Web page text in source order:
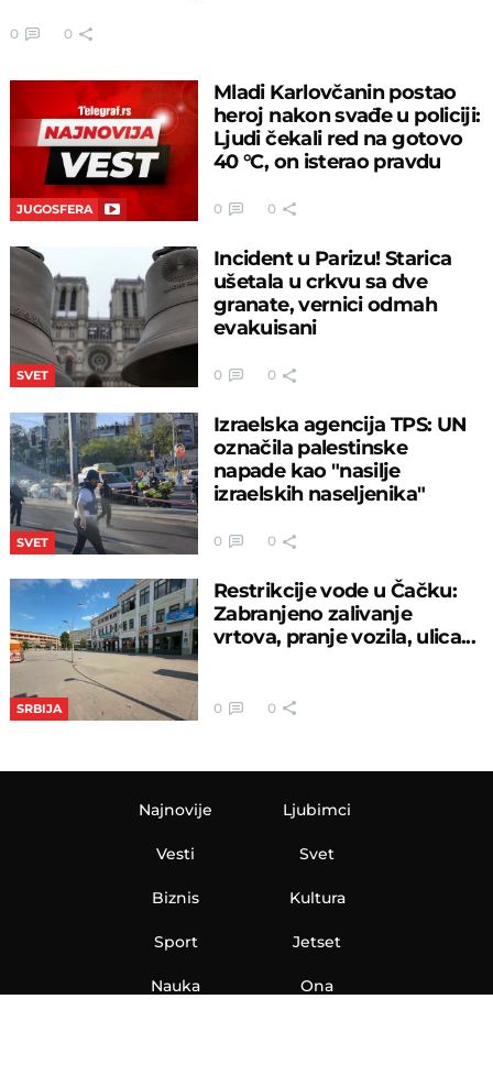
0 0
JUGOSFERA
Mladi Karlovčanin postao
heroj nakon svađe u policiji:
Ljudi čekali red na gotovo
40 °C, on isterao pravdu
0 0
SVET
Incident u Parizu! Starica
ušetala u crkvu sa dve
granate, vernici odmah
evakuisani
0 0
SVET
Izraelska agencija TPS: UN
označila palestinske
napade kao "nasilje
izraelskih naseljenika"
0 0
SRBIJA
Restrikcije vode u Čačku:
Zabranjeno zalivanje
vrtova, pranje vozila, ulica...
0 0
Najnovije
Vesti
Biznis
Sport
Nauka
Ljubimci
Svet
Kultura
Jetset
Ona